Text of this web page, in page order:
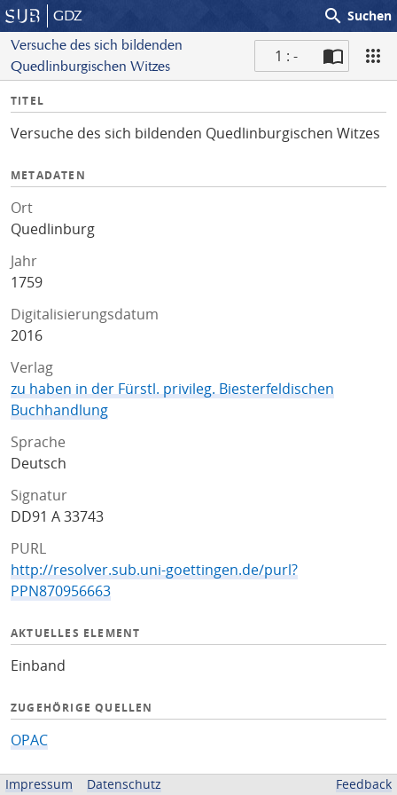
GDZ search Suchen
Versuche des sich bildenden
Quedlinburgischen Witzes
1 : -
I
f
TITEL
Versuche des sich bildenden Quedlinburgischen Witzes
METADATEN
Ort
Quedlinburg
Jahr
1759
Digitalisierungsdatum
2016
Verlag
zu haben in der Fürstl. privileg. Biesterfeldischen
Buchhandlung
Sprache
Deutsch
Signatur
DD91 A 33743
PURL
http://resolver.sub.uni-goettingen.de/purl?
PPN870956663
AKTUELLES ELEMENT
Einband
ZUGEHÖRIGE QUELLEN
OPAC
BEREITGESTELLT VON
Impressum Datenschutz Feedback